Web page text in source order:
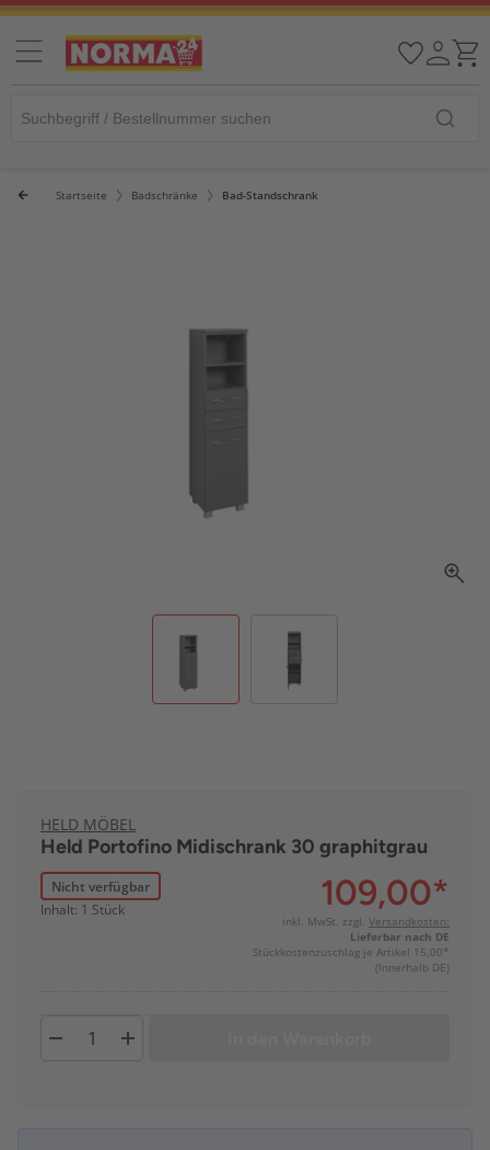
Startseite Badschränke Bad-Standschrank
HELD MÖBEL
Held Portofino Midischrank 30 graphitgrau
Nicht verfügbar
Inhalt: 1 Stück
109,00*
inkl. MwSt. zzgl. Versandkosten:
Lieferbar nach DE
Stückkostenzuschlag je Artikel 15,00*
(Innerhalb DE)